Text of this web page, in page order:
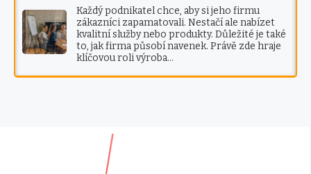
Každý podnikatel chce, aby si jeho firmu
zákazníci zapamatovali. Nestačí ale nabízet
kvalitní služby nebo produkty. Důležité je také
to, jak firma působí navenek. Právě zde hraje
klíčovou roli výroba…